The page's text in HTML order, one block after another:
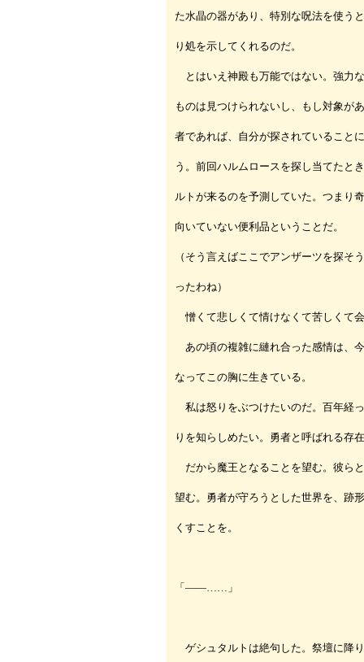
た水晶の器があり、特別な呪法を使う
り処を示してくれるのだ。
とはいえ神殿も万能ではない。強力
ものは見つけられないし、もし対象が
者であれば、自分が探されていること
う。前回ハルムロースを探し当てたと
ルトが来るのを予測していた。つまり
向いていない便利品ということだ。
（そう言えばここでアンザーツを探そ
ったわね）
憎くて悲しくて情けなくて苦しくて
あの頃の複雑に縺れ合った感情は、
なってこの胸に生きている。
私は怒りをぶつけたいのだ。百年経
りを知らしめたい。勇者と呼ばれる存
だから魔王となることを望む。彼ら
望む。勇者が守ろうとした世界を、跡
くすことを。
「――……」
ゲシュタルトは絶句した。祭壇に降